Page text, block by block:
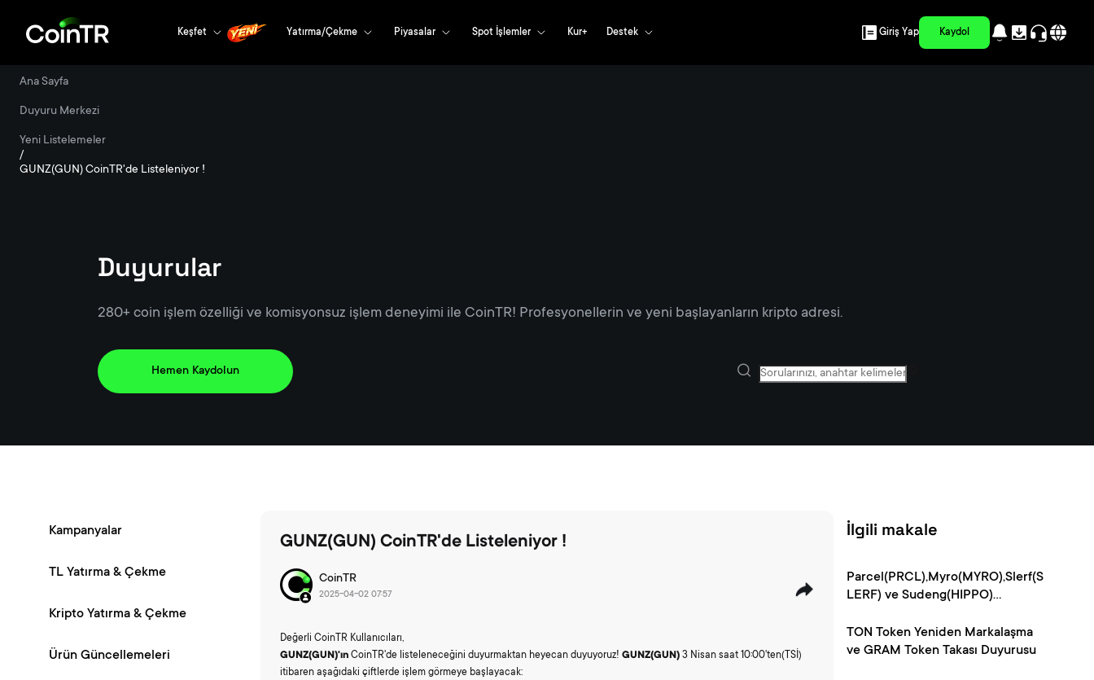
Keşfet Yatırma/Çekme Piyasalar Spot İşlemler Kur+ Destek Giriş Yap Kaydol
Ana Sayfa
Duyuru Merkezi
Yeni Listelemeler
/
GUNZ(GUN) CoinTR'de Listeleniyor !
Duyurular
280+ coin işlem özelliği ve komisyonsuz işlem deneyimi ile CoinTR! Profesyonellerin ve yeni başlayanların kripto adresi.
Hemen Kaydolun
Kampanyalar
TL Yatırma & Çekme
Kripto Yatırma & Çekme
Ürün Güncellemeleri
GUNZ(GUN) CoinTR'de Listeleniyor !
CoinTR
2025-04-02 07:57
Değerli CoinTR Kullanıcıları,
GUNZ(GUN)'ın CoinTR'de listeleneceğini duyurmaktan heyecan duyuyoruz! GUNZ(GUN) 3 Nisan saat 10:00'ten(TSİ)
itibaren aşağıdaki çiftlerde işlem görmeye başlayacak:
İlgili makale
Parcel(PRCL),Myro(MYRO),Slerf(S
LERF) ve Sudeng(HIPPO)
TON Token Yeniden Markalaşma
ve GRAM Token Takası Duyurusu